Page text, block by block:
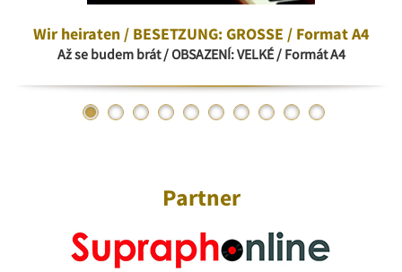
Wir heiraten / BESETZUNG: GROSSE / Format A4
Až se budem brát / OBSAZENÍ: VELKÉ / Formát A4
Partner